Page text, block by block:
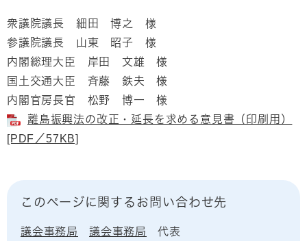
衆議院議長 細田 博之 様
参議院議長 山東 昭子 様
内閣総理大臣 岸田 文雄 様
国土交通大臣 斉藤 鉄夫 様
内閣官房長官 松野 博一 様
離島振興法の改正・延長を求める意見書（印刷用）
[PDF／57KB]
このページに関するお問い合わせ先
議会事務局 議会事務局 代表